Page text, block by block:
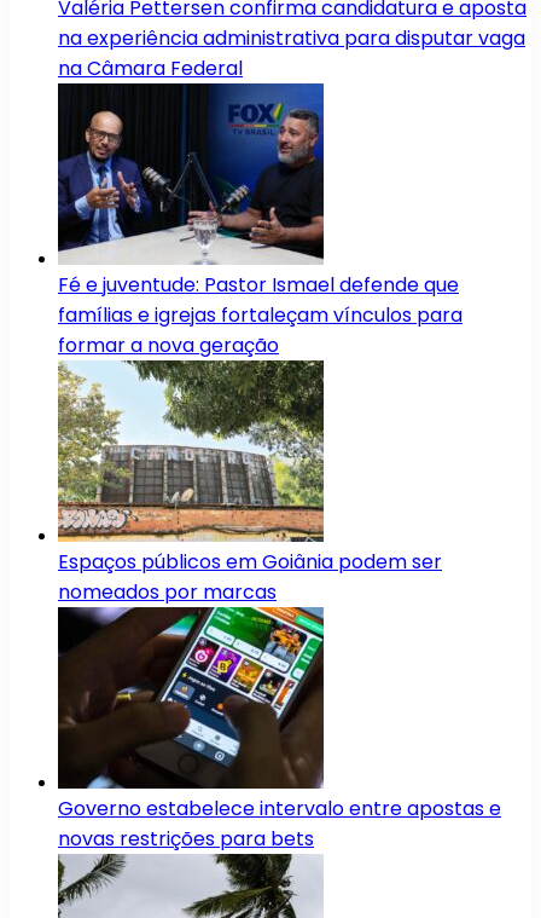
Valéria Pettersen confirma candidatura e aposta
na experiência administrativa para disputar vaga
na Câmara Federal
Fé e juventude: Pastor Ismael defende que
famílias e igrejas fortaleçam vínculos para
formar a nova geração
Espaços públicos em Goiânia podem ser
nomeados por marcas
Governo estabelece intervalo entre apostas e
novas restrições para bets